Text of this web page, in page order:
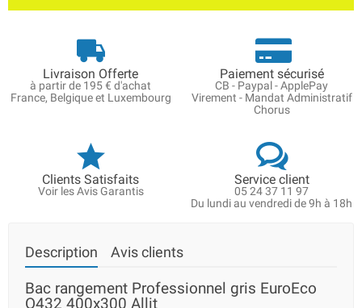
Livraison Offerte
à partir de 195 € d'achat
France, Belgique et Luxembourg
Paiement sécurisé
CB - Paypal - ApplePay
Virement - Mandat Administratif
Chorus
Clients Satisfaits
Voir les Avis Garantis
Service client
05 24 37 11 97
Du lundi au vendredi de 9h à 18h
Description Avis clients
Bac rangement Professionnel gris EuroEco
O432 400x300 Allit